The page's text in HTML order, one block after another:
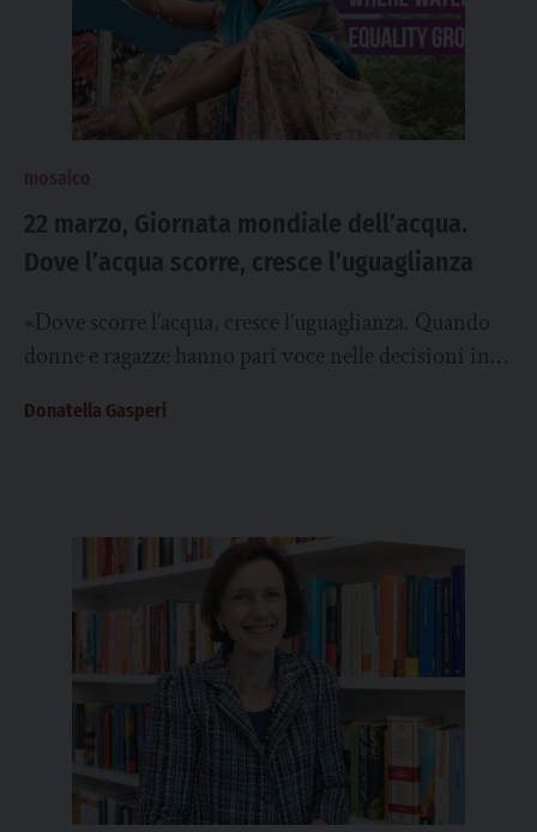
22 marzo, Giornata mondiale dell’acqua.
Dove l’acqua scorre, cresce l’uguaglianza
«Dove scorre l’acqua, cresce l’uguaglianza. Quando
donne e ragazze hanno pari voce nelle decisioni in
Donatella Gasperi